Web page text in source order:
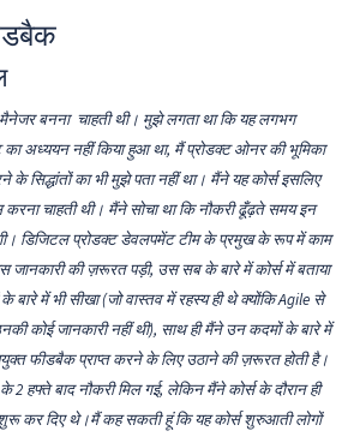
बनना चाहती थी। मुझे लगता था कि यह लगभग
अध्ययन नहीं किया हुआ था, मैं प्रोडक्ट ओनर की भूमिका
सिद्धांतों का भी मुझे पता नहीं था। मैंने यह कोर्स इसलिए
चाहती थी। मैंने सोचा था कि नौकरी ढूँढ़ते समय इन
डिजिटल प्रोडक्ट डेवलपमेंट टीम के प्रमुख के रूप में काम
जानकारी की ज़रूरत पड़ी, उस सब के बारे में कोर्स में बताया
बारे में भी सीखा (जो वास्तव में रहस्य ही थे क्योंकि Agile से
कोई जानकारी नहीं थी), साथ ही मैंने उन कदमों के बारे में
फीडबैक प्राप्त करने के लिए उठाने की ज़रूरत होती है।
2 हफ्ते बाद नौकरी मिल गई, लेकिन मैंने कोर्स के दौरान ही
कर दिए थे।मैं कह सकती हूं कि यह कोर्स शुरुआती लोगों